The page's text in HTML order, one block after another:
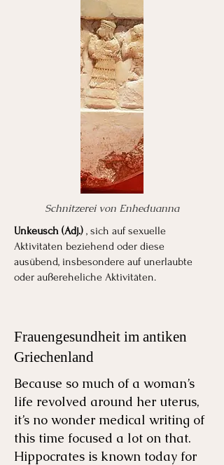
Schnitzerei von Enheduanna
Unkeusch (Adj.) , sich auf sexuelle
Aktivitäten beziehend oder diese
ausübend, insbesondere auf unerlaubte
oder außereheliche Aktivitäten.
Frauengesundheit im antiken
Griechenland
Because so much of a woman’s
life revolved around her uterus,
it’s no wonder medical writing of
this time focused a lot on that.
Hippocrates is known today for